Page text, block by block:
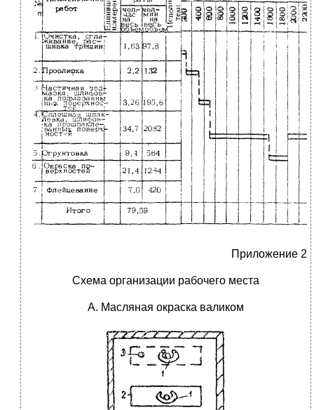
Приложение 2
Схема организации рабочего места
А. Масляная окраска валиком